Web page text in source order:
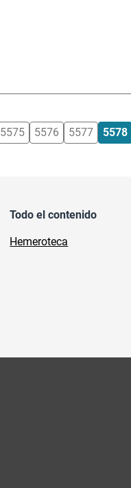
5575 5576 5577 5578
Todo el contenido
Hemeroteca